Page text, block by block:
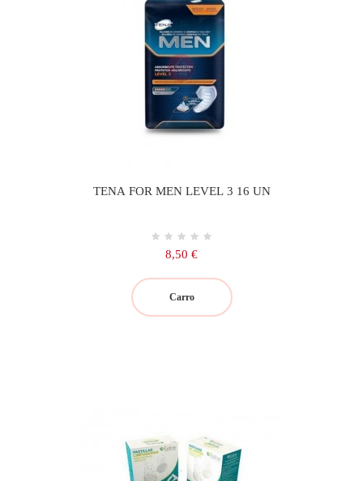
TENA FOR MEN LEVEL 3 16 UN
Precio
8,50 €
Carro